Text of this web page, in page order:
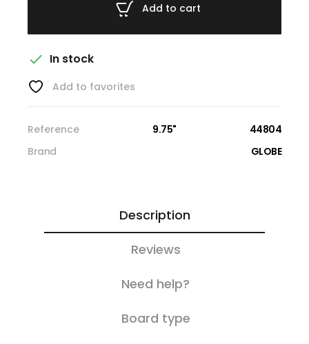
Add to cart
 In stock
Add to favorites
Reference 9.75"
44804
Brand
GLOBE
Description
Reviews
Need help?
Board type